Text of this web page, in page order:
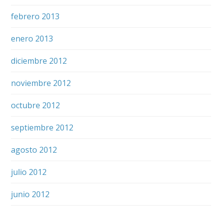
febrero 2013
enero 2013
diciembre 2012
noviembre 2012
octubre 2012
septiembre 2012
agosto 2012
julio 2012
junio 2012